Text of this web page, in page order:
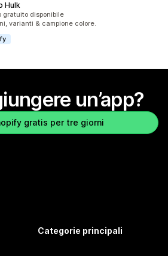
Hulk
gratuito disponibile
varianti & campione colore.
un’app?
gratis per tre giorni
Categorie principali